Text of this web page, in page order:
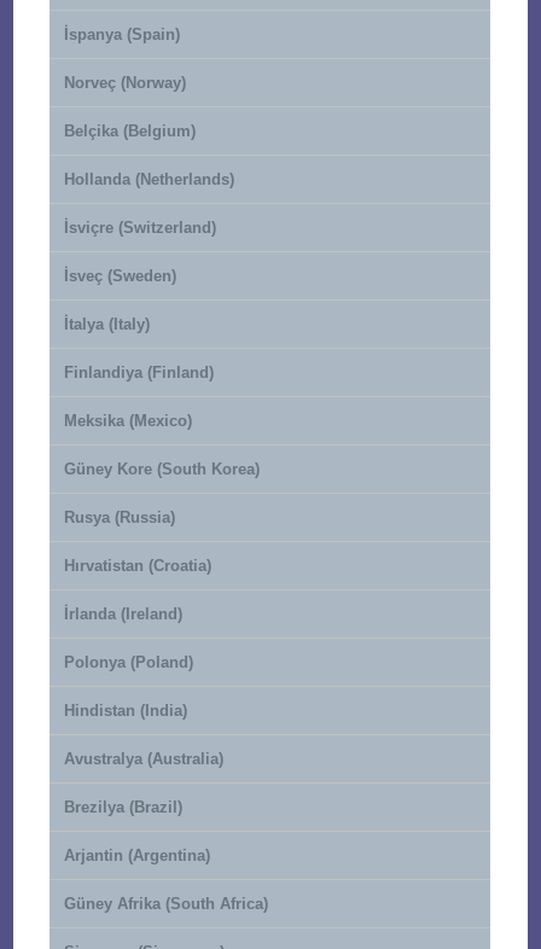
İspanya (Spain)
Norveç (Norway)
Belçika (Belgium)
Hollanda (Netherlands)
İsviçre (Switzerland)
İsveç (Sweden)
İtalya (Italy)
Finlandiya (Finland)
Meksika (Mexico)
Güney Kore (South Korea)
Rusya (Russia)
Hırvatistan (Croatia)
İrlanda (Ireland)
Polonya (Poland)
Hindistan (India)
Avustralya (Australia)
Brezilya (Brazil)
Arjantin (Argentina)
Güney Afrika (South Africa)